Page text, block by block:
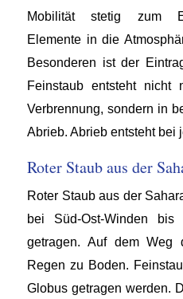
Mobilität stetig zum
Elemente in die
Besonderen ist der
Feinstaub entsteht
Verbrennung, sondern in
Abrieb. Abrieb entsteht bei
Roter Staub aus der
Roter Staub aus der
bei Süd-Ost-Winden
getragen. Auf dem
Regen zu Boden.
Globus getragen werden.